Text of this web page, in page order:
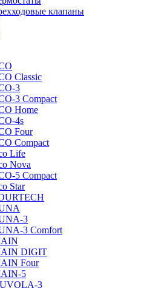
клапаны
Classic
3
3 Compact
Home
4s
Four
Compact
Life
Nova
5 Compact
Star
3
3 Comfort
DIGIT
Four
5
3